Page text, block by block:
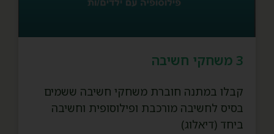
קבלו במתנה חוברת משחקי חשיבה ששמים
בסיס לחשיבה מורכבת ופילוסופית וחשיבה
ביחד (דיאלוג)